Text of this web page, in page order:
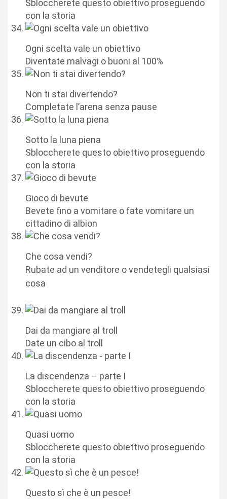
Sbloccherete questo obiettivo proseguendo
con la storia
Ogni scelta vale un obiettivo
Diventate malvagi o buoni al 100%
Non ti stai divertendo?
Completate l’arena senza pause
Sotto la luna piena
Sbloccherete questo obiettivo proseguendo
con la storia
Gioco di bevute
Bevete fino a vomitare o fate vomitare un
cittadino di albion
Che cosa vendi?
Rubate ad un venditore o vendetegli qualsiasi
cosa
Dai da mangiare al troll
Date un cibo al troll
La discendenza – parte I
Sbloccherete questo obiettivo proseguendo
con la storia
Quasi uomo
Sbloccherete questo obiettivo proseguendo
con la storia
Questo sì che è un pesce!